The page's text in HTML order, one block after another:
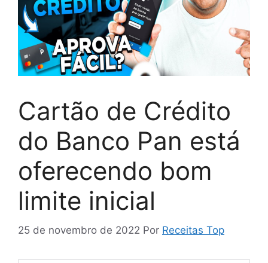
Cartão de Crédito
do Banco Pan está
oferecendo bom
limite inicial
25 de novembro de 2022 Por Receitas Top